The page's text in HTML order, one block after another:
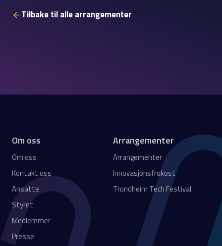
Tilbake til alle arrangementer
Om oss
Om oss
Kontakt oss
Ansatte
Styret
Medlemmer
Presse
Arrangementer
Arrangementer
Innovasjonsfrokost
Trondheim Tech Festival